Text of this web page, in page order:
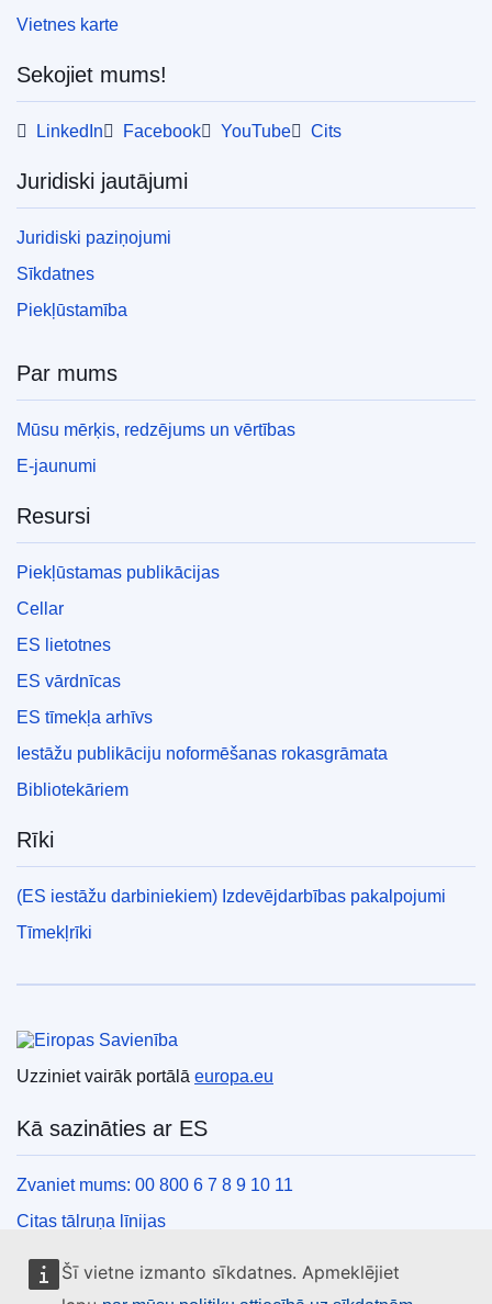
Šī vietne izmanto sīkdatnes. Apmeklējiet
Vietnes karte
Sekojiet mums!
LinkedIn Facebook YouTube Cits
Juridiski jautājumi
Juridiski paziņojumi
Sīkdatnes
Piekļūstamība
Par mums
Mūsu mērķis, redzējums un vērtības
E-jaunumi
Resursi
Piekļūstamas publikācijas
Cellar
ES lietotnes
ES vārdnīcas
ES tīmekļa arhīvs
Iestāžu publikāciju noformēšanas rokasgrāmata
Bibliotekāriem
Rīki
(ES iestāžu darbiniekiem) Izdevējdarbības pakalpojumi
Tīmekļrīki
Uzziniet vairāk portālā europa.eu
Kā sazināties ar ES
Zvaniet mums: 00 800 6 7 8 9 10 11
Citas tālruņa līnijas
Saziņas veidlapa
ES centru kontaktinformācija